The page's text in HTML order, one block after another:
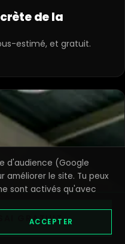
de la
estimé, et gratuit.
GRATUIT →
d'audience (Google
améliorer le site. Tu peux
sont activés qu'avec
ACCEPTER